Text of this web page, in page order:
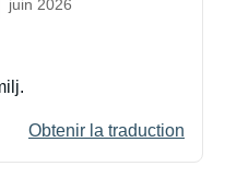
juin 2026
Obtenir la traduction